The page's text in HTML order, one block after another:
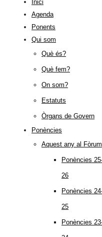
Inici
Agenda
Ponents
Qui som
Què és?
Què fem?
On som?
Estatuts
Òrgans de Govern
Ponències
Aquest any al Fòrum
Ponències
26
Ponències
25
Ponències